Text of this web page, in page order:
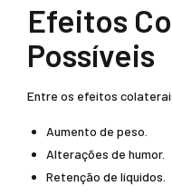
Efeitos
Possíveis
Entre os efeitos
Aumento de peso.
Alterações de humor.
Retenção de líquidos.